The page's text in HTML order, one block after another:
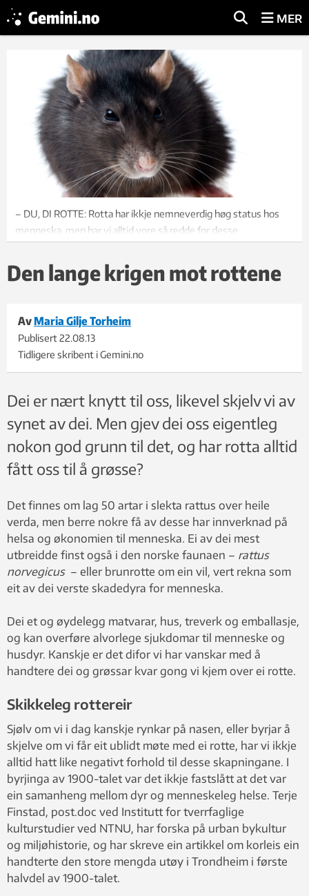
MER
– DU, DI ROTTE: Rotta har ikkje nemneverdig høg status hos
menneska, men har vi alltid vore så redde for desse
Illfoto: photos.com
Den lange krigen mot rottene
Av Maria Gilje Torheim
Publisert22.08.13
Tidligere skribent i Gemini.no
Dei er nært knytt til oss, likevel skjelv vi av
synet av dei. Men gjev dei oss eigentleg
nokon god grunn til det, og har rotta alltid
fått oss til å grøsse?
Det finnes om lag 50 artar i slekta rattus over heile
verda, men berre nokre få av desse har innverknad på
helsa og økonomien til menneska. Ei av dei mest
utbreidde finst også i den norske faunaen – rattus
norvegicus– eller brunrotte om ein vil, vert rekna som
eit av dei verste skadedyra for menneska.
Dei et og øydelegg matvarar, hus, treverk og emballasje,
og kan overføre alvorlege sjukdomar til menneske og
husdyr. Kanskje er det difor vi har vanskar med å
handtere dei og grøssar kvar gong vi kjem over ei rotte.
Skikkeleg rottereir
Sjølv om vi i dag kanskje rynkar på nasen, eller byrjar å
skjelve om vi får eit ublidt møte med ei rotte, har vi ikkje
alltid hatt like negativt forhold til desse skapningane. I
byrjinga av 1900-talet var det ikkje fastslått at det var
ein samanheng mellom dyr og menneskeleg helse. Terje
Finstad, post.doc ved Institutt for tverrfaglige
kulturstudier ved NTNU, har forska på urban bykultur
og miljøhistorie, og har skreve ein artikkel om korleis ein
handterte den store mengda utøy i Trondheim i første
halvdel av 1900-talet.